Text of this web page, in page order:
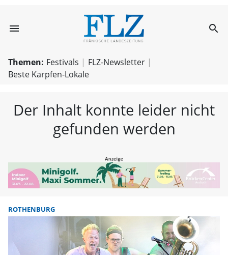
menu FLZ – search
Themen: Festivals
FLZ-Newsletter
Beste Karpfen-Lokale
Der Inhalt konnte leider nicht
gefunden werden
ROTHENBURG